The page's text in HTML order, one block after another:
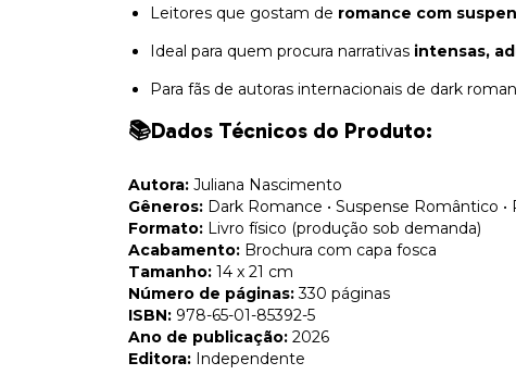
Leitores que gostam de romance com
Ideal para quem procura narrativas intensas,
Para fãs de autoras internacionais de dark
📚Dados Técnicos do Produto:
Autora: Juliana Nascimento
Gêneros: Dark Romance • Suspense Romântico
Formato: Livro físico (produção sob demanda)
Acabamento: Brochura com capa fosca
Tamanho: 14 x 21 cm
Número de páginas: 330 páginas
ISBN: 978-65-01-85392-5
Ano de publicação: 2026
Editora: Independente